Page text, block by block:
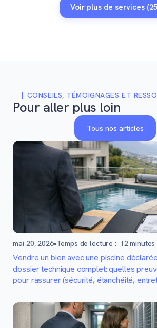
Voir plus de services
CONSEILS, TÉMOIGNAGES ET
Pour aller plus loin
Tous nos articles
mai 20, 2026•Temps de lecture : 12minutes
Vendre un bien avec une piscine
dossier technique complet: quelles
pour rassurer (sécurité, étanchéité,